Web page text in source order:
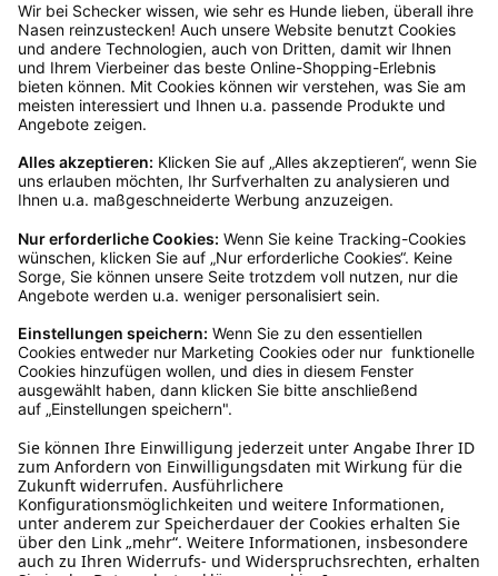
Sperrung oder Löschung verlangen. Nach einem Kauf senden wir Dir ggf. ähnliche
Angebote per Mail (§7 Abs. 3 UWG). Dem kannst Du jederzeit widersprechen, z. B.
an datenschutz@schecker.de. Mehr Infos in unserer Datenschutzerklärung.
Kundenservice
Mo – Fr 9 – 17 Uhr, Sa 9 – 13 Uhr
Ruf uns an
04942-60 64 080
Schreibe uns
verkauf@schecker.de
WhatsApp Support
+49 1520 8997191
Tritt unserem Newsletter bei